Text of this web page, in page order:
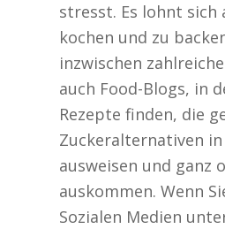
stresst. Es lohnt sich
kochen und zu
inzwischen
auch Food-Blogs, in
Rezepte finden, die
Zuckeralternativen
ausweisen und ganz
auskommen. Wenn
Sozialen Medien